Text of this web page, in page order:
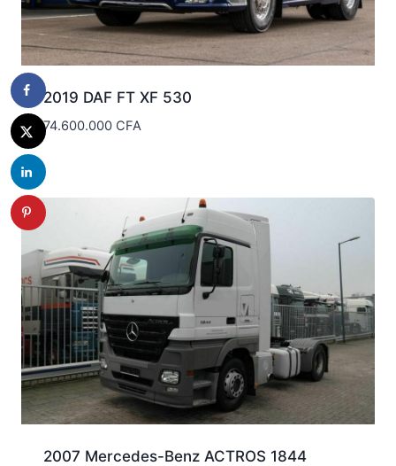
2019 DAF FT XF 530
74.600.000 CFA
2007 Mercedes-Benz ACTROS 1844